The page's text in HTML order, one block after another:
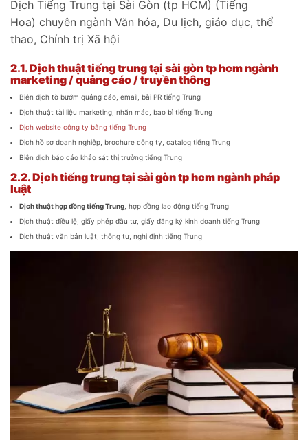
Dịch Tiếng Trung tại Sài Gòn (tp HCM) (Tiếng
Hoa) chuyên ngành Văn hóa, Du lịch, giáo dục, thể
thao, Chính trị Xã hội
2.1.Dịch thuật tiếng trung tại sài gòn tp hcm ngành
marketing / quảng cáo / truyền thông
Biên dịch tờ bướm quảng cáo, email, bài PR tiếng Trung
Dịch thuật tài liệu marketing, nhãn mác, bao bì tiếng Trung
Dịch website công ty bằng tiếng Trung
Dịch hồ sơ doanh nghiệp, brochure công ty, catalog tiếng Trung
Biên dịch báo cáo khảo sát thị trường tiếng Trung
2.2.Dịch tiếng trung tại sài gòn tp hcm ngành pháp
luật
Dịch thuật hợp đồng tiếng Trung , hợp đồng lao động tiếng Trung
Dịch thuật điều lệ, giấy phép đầu tư, giấy đăng ký kinh doanh tiếng Trung
Dịch thuật văn bản luật, thông tư, nghị định tiếng Trung